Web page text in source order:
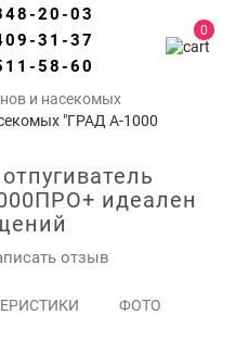
20-03
31-37
58-60
0
и насекомых
"ГРАД А-1000
идеален
отзыв
ФОТО